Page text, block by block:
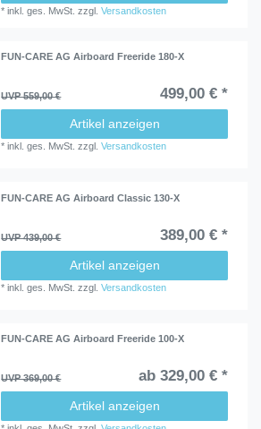
*inkl. ges. MwSt. zzgl.Versandkosten
FUN-CARE AG Airboard Freeride 180-X
UVP 559,00 € 499,00 € *
Artikel anzeigen
*inkl. ges. MwSt. zzgl.Versandkosten
FUN-CARE AG Airboard Classic 130-X
UVP 439,00 € 389,00 € *
Artikel anzeigen
*inkl. ges. MwSt. zzgl.Versandkosten
FUN-CARE AG Airboard Freeride 100-X
UVP 369,00 € ab 329,00 € *
Artikel anzeigen